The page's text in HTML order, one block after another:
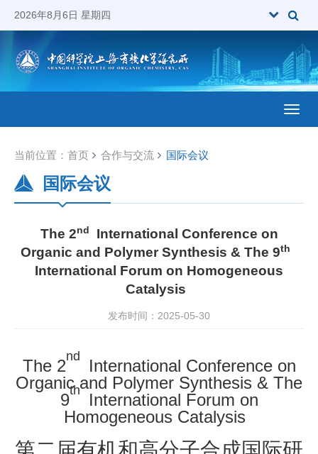
2026年8月6日 星期四
当前位置： 首页 合作与交流 国际会议
国际会议
The 2nd
International Conference on
Organic and Polymer Synthesis & The 9th
International Forum on Homogeneous
Catalysis
发布时间：2025-05-30
The 2nd
International Conference on
Organic and Polymer Synthesis & The
9th
International Forum on
Homogeneous Catalysis